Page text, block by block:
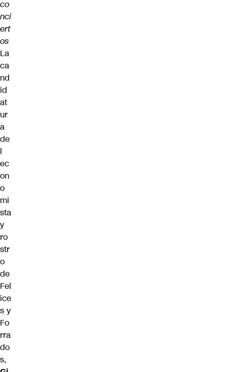
co
nci
ert
os
La
ca
nd
id
at
ur
a
de
l
ec
on
o
mi
sta
y
ro
str
o
de
Fel
ice
s y
Fo
rra
do
s,